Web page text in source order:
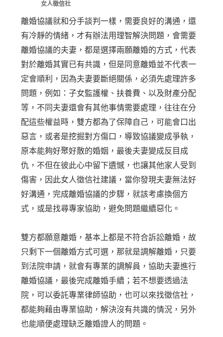
女人徵信社
離婚協議就和分手談判一樣，需要良好的溝通，還
有冷靜的情緒，才有辦法用理智解決問題，會需要
離婚協議的夫妻，都是選擇兩願離婚的方式，代表
對於離婚其實已有共識，但是同意離婚並不代表一
定會順利，因為夫妻要斷絕關係，必須先處理許多
問題，例如：子女監護權、扶養費、以及財產分配
等，不同夫妻還會有其他事情需要處理，往往在分
配這些權益時，雙方都為了保障自己，可能會口出
惡言，或者是挖掘對方傷口，導致協議變成爭執，
原本能夠好聚好散的婚姻，最後夫妻變成反目成
仇，不但在彼此心中留下遺憾，也讓其他家人受到
傷害，因此女人徵信社建議，當你發現夫妻無法好
好溝通，完成離婚協議的步驟，就該考慮換個方
式，或是找尋專家協助，避免問題繼續惡化。
雙方都願意離婚，基本上都是不符合訴訟離婚，故
只剩下一個離婚方式可選，那就是調解離婚，只要
到法院申請，就會有專業的調解員，協助夫妻進行
離婚協議，最後完成離婚手續；若不想要透過法
院，可以委託專業律師協助，也可以來找徵信社，
都能夠藉由專業協助，解決沒有共識的情況，另外
也能順便處理缺乏離婚證人的問題。